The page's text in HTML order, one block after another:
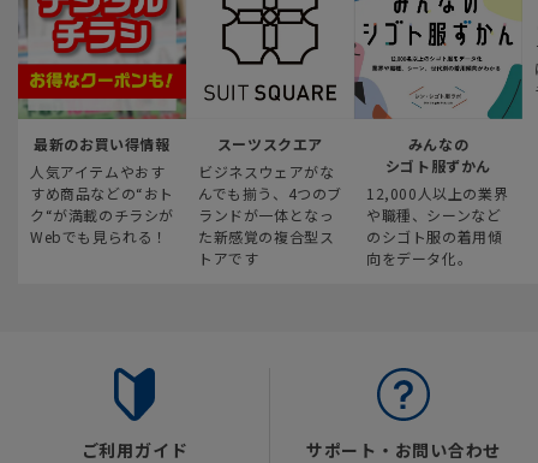
最新のお買い得情報
人気アイテムやおす
すめ商品などの“おト
ク“が満載のチラシが
Webでも見られる！
スーツスクエア
ビジネスウェアがな
んでも揃う、4つのブ
ランドが一体となっ
た新感覚の複合型ス
トアです
みんなの
シゴト服ずかん
12,000人以上の業界
や職種、シーンなど
のシゴト服の着用傾
向をデータ化。
ご利用ガイド サポート・お問い合わせ